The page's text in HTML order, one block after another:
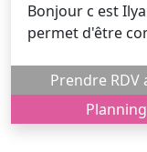
Bonjour c est
permet d'être